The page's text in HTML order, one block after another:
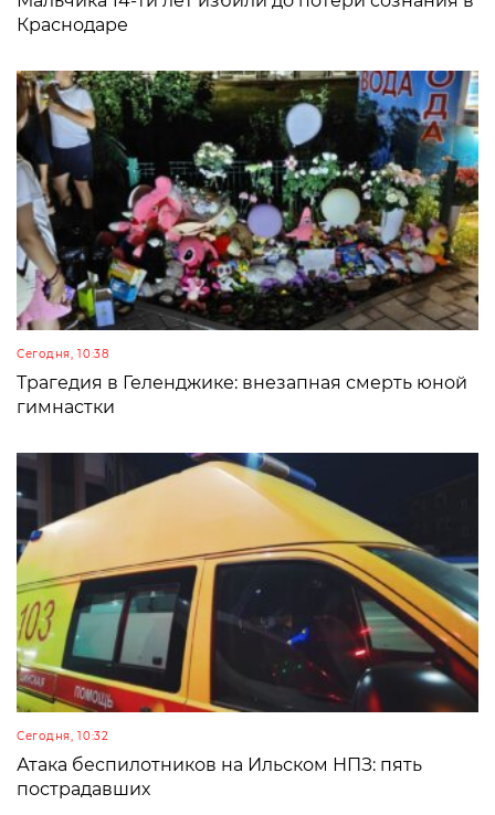
Краснодаре
Сегодня, 10:38
Трагедия в Геленджике: внезапная смерть юной
гимнастки
Сегодня, 10:32
Атака беспилотников на Ильском НПЗ: пять
пострадавших